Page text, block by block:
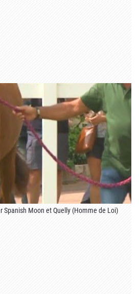
Spanish Moon et Quelly (Homme de Loi)